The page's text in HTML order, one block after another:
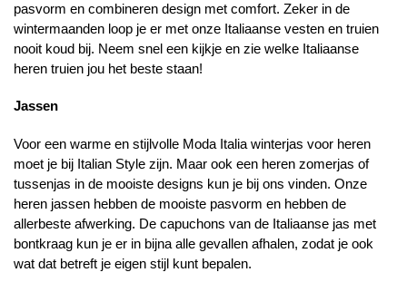
pasvorm en combineren design met comfort. Zeker in de
wintermaanden loop je er met onze Italiaanse vesten en truien
nooit koud bij. Neem snel een kijkje en zie welke Italiaanse
heren truien jou het beste staan!
Jassen
Voor een warme en stijlvolle Moda Italia winterjas voor heren
moet je bij Italian Style zijn. Maar ook een heren zomerjas of
tussenjas in de mooiste designs kun je bij ons vinden. Onze
heren jassen hebben de mooiste pasvorm en hebben de
allerbeste afwerking. De capuchons van de Italiaanse jas met
bontkraag kun je er in bijna alle gevallen afhalen, zodat je ook
wat dat betreft je eigen stijl kunt bepalen.